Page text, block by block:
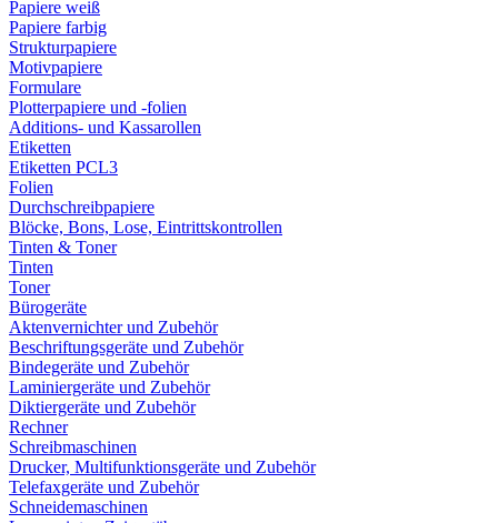
Papiere weiß
Papiere farbig
Strukturpapiere
Motivpapiere
Formulare
Plotterpapiere und -folien
Additions- und Kassarollen
Etiketten
Etiketten PCL3
Folien
Durchschreibpapiere
Blöcke, Bons, Lose, Eintrittskontrollen
Tinten & Toner
Tinten
Toner
Bürogeräte
Aktenvernichter und Zubehör
Beschriftungsgeräte und Zubehör
Bindegeräte und Zubehör
Laminiergeräte und Zubehör
Diktiergeräte und Zubehör
Rechner
Schreibmaschinen
Drucker, Multifunktionsgeräte und Zubehör
Telefaxgeräte und Zubehör
Schneidemaschinen